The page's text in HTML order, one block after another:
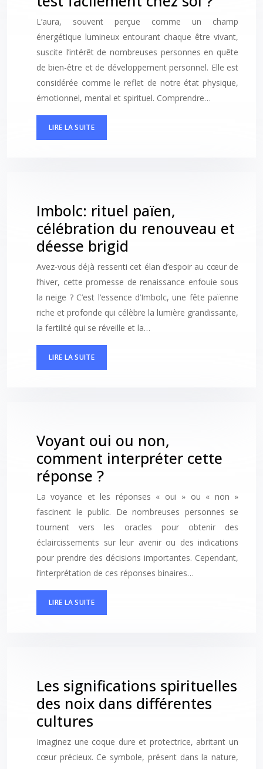
L’aura, souvent perçue comme un champ
énergétique lumineux entourant chaque être vivant,
suscite l’intérêt de nombreuses personnes en quête
de bien-être et de développement personnel. Elle est
considérée comme le reflet de notre état physique,
émotionnel, mental et spirituel. Comprendre…
LIRE LA SUITE
Imbolc: rituel païen,
célébration du renouveau et
déesse brigid
Avez-vous déjà ressenti cet élan d’espoir au cœur de
l’hiver, cette promesse de renaissance enfouie sous
la neige ? C’est l’essence d’Imbolc, une fête païenne
riche et profonde qui célèbre la lumière grandissante,
la fertilité qui se réveille et la…
LIRE LA SUITE
Voyant oui ou non,
comment interpréter cette
réponse ?
La voyance et les réponses « oui » ou « non »
fascinent le public. De nombreuses personnes se
tournent vers les oracles pour obtenir des
éclaircissements sur leur avenir ou des indications
pour prendre des décisions importantes. Cependant,
l’interprétation de ces réponses binaires…
LIRE LA SUITE
Les significations spirituelles
des noix dans différentes
cultures
Imaginez une coque dure et protectrice, abritant un
cœur précieux. Ce symbole, présent dans la nature,